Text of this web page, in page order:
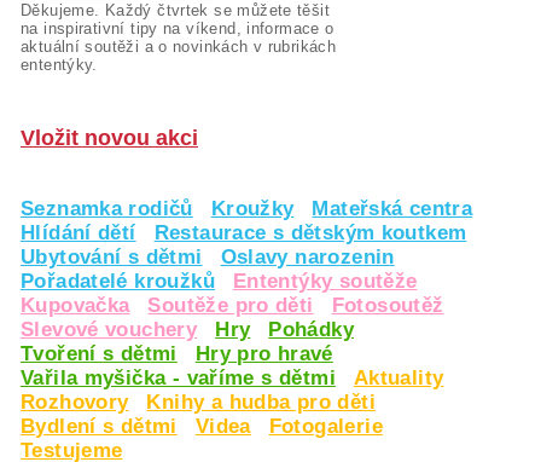
Děkujeme. Každý čtvrtek se můžete těšit
na inspirativní tipy na víkend, informace o
aktuální soutěži a o novinkách v rubrikách
ententýky.
Vložit novou akci
Seznamka rodičů Kroužky
Mateřská centra
Hlídání dětí
Restaurace s dětským koutkem
Ubytování s dětmi
Oslavy narozenin
Pořadatelé kroužků
Ententýky soutěže
Kupovačka
Soutěže pro děti
Fotosoutěž
Slevové vouchery
Hry
Pohádky
Tvoření s dětmi
Hry pro hravé
Vařila myšička - vaříme s dětmi
Aktuality
Rozhovory
Knihy a hudba pro děti
Bydlení s dětmi
Videa
Fotogalerie
Testujeme